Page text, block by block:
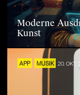
Moderne
Kunst
APP MUSIK 20. OKT.